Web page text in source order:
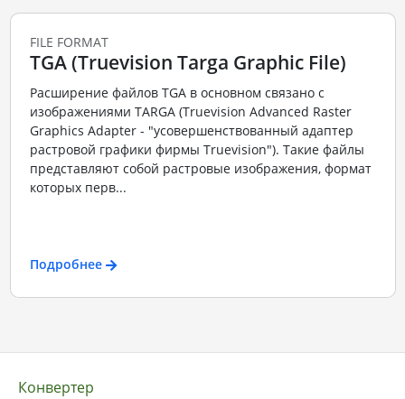
FILE FORMAT
TGA (Truevision Targa Graphic File)
Расширение файлов TGA в основном связано с
изображениями TARGA (Truevision Advanced Raster
Graphics Adapter - "усовершенствованный адаптер
растровой графики фирмы Truevision"). Такие файлы
представляют собой растровые изображения, формат
которых перв...
Подробнее
Конвертер